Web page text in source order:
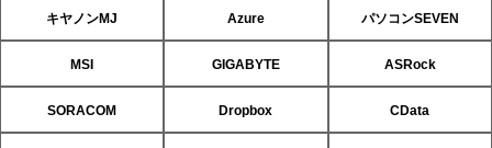
キヤノンMJ Azure パソコンSEVEN
MSI GIGABYTE ASRock
SORACOM Dropbox CData